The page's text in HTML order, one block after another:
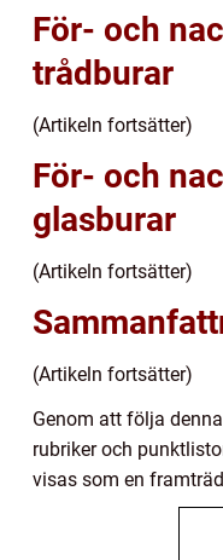
För- och
trådburar
(Artikeln fortsätter)
För- och
glasburar
(Artikeln fortsätter)
(Artikeln fortsätter)
Genom att följa
rubriker och
visas som en